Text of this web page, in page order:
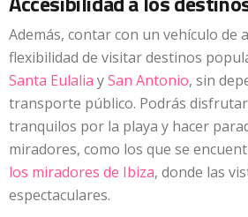
Además, contar con un vehículo de
flexibilidad de visitar destinos
Santa Eulalia ySan Antonio, sin
transporte público. Podrás
tranquilos por la playa y hacer
miradores, como los que se
los miradores de Ibiza, donde las
espectaculares.